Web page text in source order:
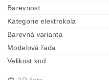
Barevnost
Kategorie elektrokola
Barevná varianta
Modelová řada
Velikost kod